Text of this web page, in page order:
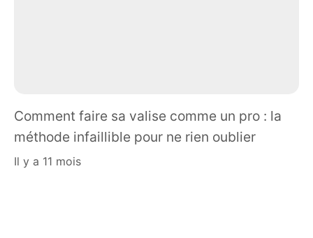
Comment faire sa valise comme un pro : la
méthode infaillible pour ne rien oublier
il y a 11 mois